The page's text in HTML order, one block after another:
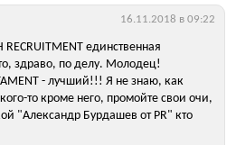
RECRUITMENT единственная
здраво, по делу. Молодец!
- лучший!!! Я не знаю, как
то кроме него, промойте свои очи,
"Александр Бурдашев от PR" кто
16.11.2018 в 09:22